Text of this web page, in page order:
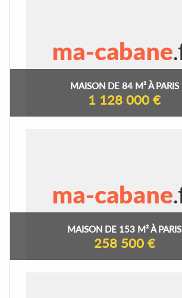
MAISON DE 84 M² À PARIS
1 128 000 €
MAISON DE 153 M² À PARIS
258 500 €